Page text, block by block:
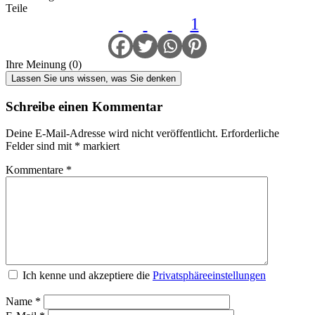
Teile
1
Ihre Meinung (0)
Lassen Sie uns wissen, was Sie denken
Schreibe einen Kommentar
Deine E-Mail-Adresse wird nicht veröffentlicht. Erforderliche
Felder sind mit * markiert
Kommentare *
Ich kenne und akzeptiere die Privatsphäreeinstellungen
Name *